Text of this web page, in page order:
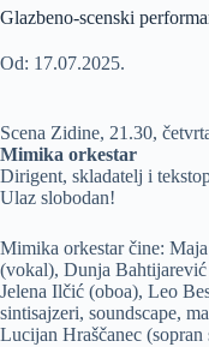
Glazbeno-scenski
Od: 17.07.2025.
Scena Zidine, 21.30,
Mimika orkestar
Dirigent, skladatelj i
Ulaz slobodan!
Mimika orkestar čine:
(vokal), Dunja
Jelena Ilčić (oboa), Leo
sintisajzeri, soundscape,
Lucijan Hraščanec